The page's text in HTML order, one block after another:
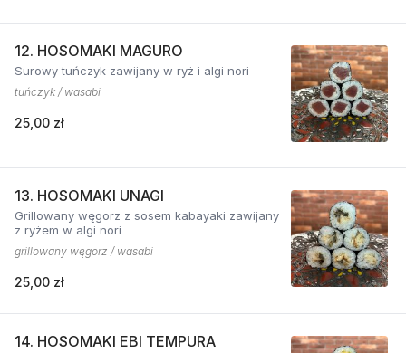
12. HOSOMAKI MAGURO
Surowy tuńczyk zawijany w ryż i algi nori
tuńczyk / wasabi
25,00 zł
13. HOSOMAKI UNAGI
Grillowany węgorz z sosem kabayaki zawijany
z ryżem w algi nori
grillowany węgorz / wasabi
25,00 zł
14. HOSOMAKI EBI TEMPURA